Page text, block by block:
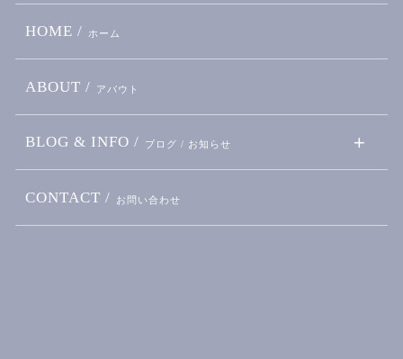
HOME / ホーム
ABOUT / アバウト
BLOG & INFO / ブログ / お知らせ
CONTACT / お問い合わせ